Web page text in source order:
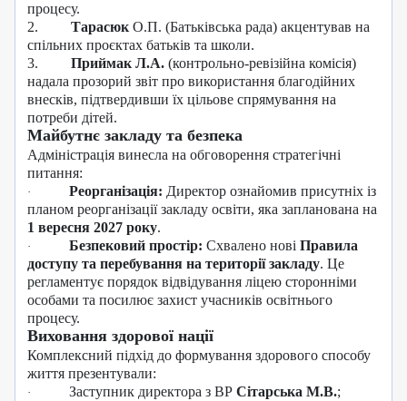
процесу.
2.
Тарасюк О.П. (Батьківська рада) акцентував на
спільних проєктах батьків та школи.
3.
Приймак Л.А.(контрольно-ревізійна комісія)
надала прозорий звіт про використання благодійних
внесків, підтвердивши їх цільове спрямування на
потреби дітей.
Майбутнє закладу та безпека
Адміністрація винесла на обговорення стратегічні
питання:
· Реорганізація: Директор ознайомив присутніх із
планом реорганізації закладу освіти, яка запланована на
1 вересня 2027 року.
· Безпековий простір: Схвалено нові Правила
доступу та перебування на території закладу. Це
регламентує порядок відвідування ліцею сторонніми
особами та посилює захист учасників освітнього
процесу.
Виховання здорової нації
Комплексний підхід до формування здорового способу
життя презентували:
· Заступник директора з ВР Сітарська М.В.;